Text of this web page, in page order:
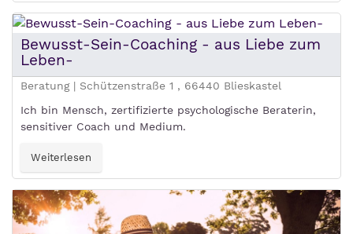
Bewusst-Sein-Coaching - aus Liebe zum
Leben-
Beratung | Schützenstraße 1 , 66440 Blieskastel
Ich bin Mensch, zertifizierte psychologische Beraterin,
sensitiver Coach und Medium.
Weiterlesen